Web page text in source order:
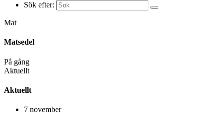
Sök efter:
Mat
Matsedel
På gång
Aktuellt
Aktuellt
7 november